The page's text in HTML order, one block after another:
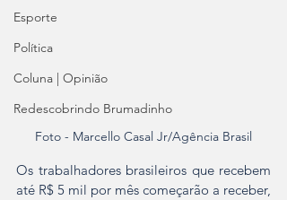
Esporte
Política
Coluna | Opinião
Redescobrindo Brumadinho
Foto - Marcello Casal Jr/Agência Brasil
Os trabalhadores brasileiros que recebem
até R$ 5 mil por mês começarão a receber,